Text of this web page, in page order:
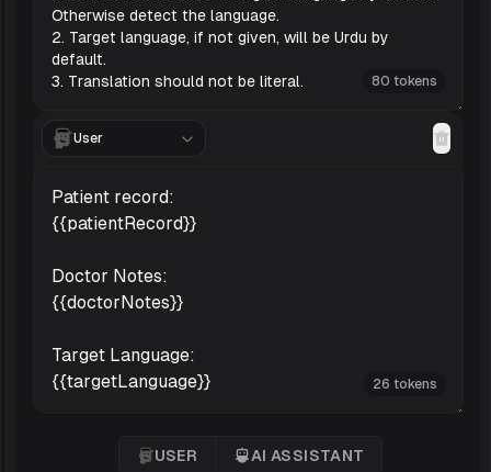
80 tokens
User
26 tokens
User
USER
'AI Assistant
AI ASSISTANT